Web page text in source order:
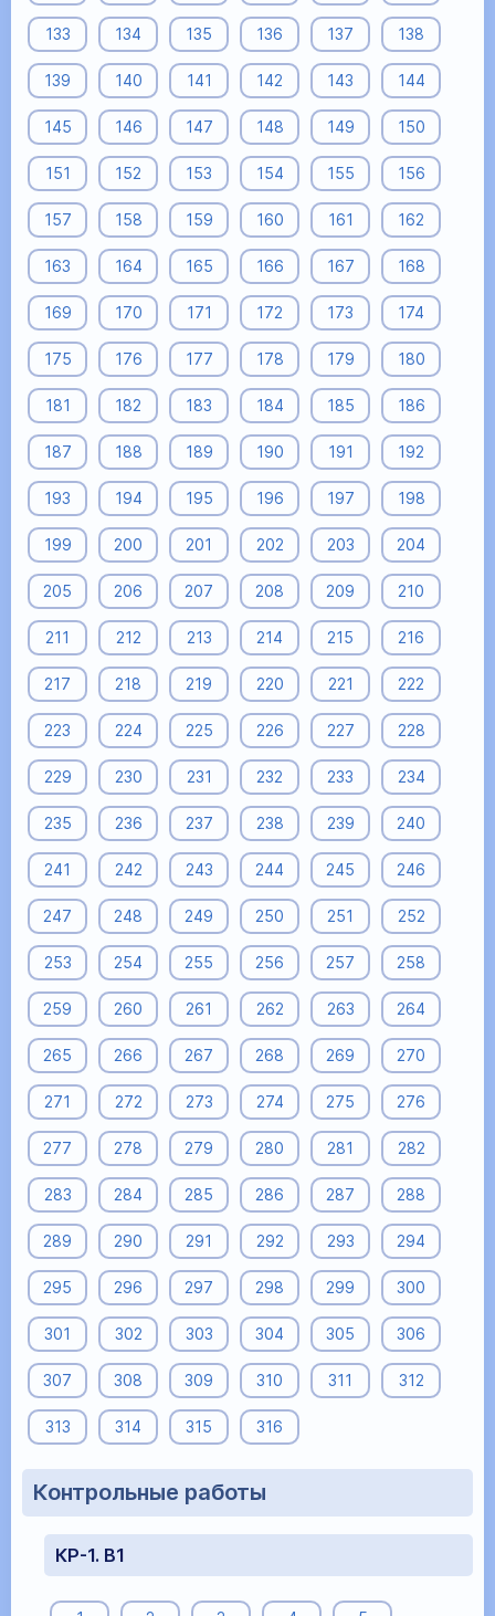
133 134 135 136 137 138
139 140 141 142 143 144
145 146 147 148 149 150
151 152 153 154 155 156
157 158 159 160 161 162
163 164 165 166 167 168
169 170 171 172 173 174
175 176 177 178 179 180
181 182 183 184 185 186
187 188 189 190 191 192
193 194 195 196 197 198
199 200 201 202 203 204
205 206 207 208 209 210
211 212 213 214 215 216
217 218 219 220 221 222
223 224 225 226 227 228
229 230 231 232 233 234
235 236 237 238 239 240
241 242 243 244 245 246
247 248 249 250 251 252
253 254 255 256 257 258
259 260 261 262 263 264
265 266 267 268 269 270
271 272 273 274 275 276
277 278 279 280 281 282
283 284 285 286 287 288
289 290 291 292 293 294
295 296 297 298 299 300
301 302 303 304 305 306
307 308 309 310 311 312
313 314 315 316
Контрольные работы
КР-1. В1